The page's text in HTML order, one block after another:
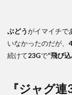
ぶどうがイマイチで
いなかったのだが、
続けて23Gで“飛び
『ジャグ連